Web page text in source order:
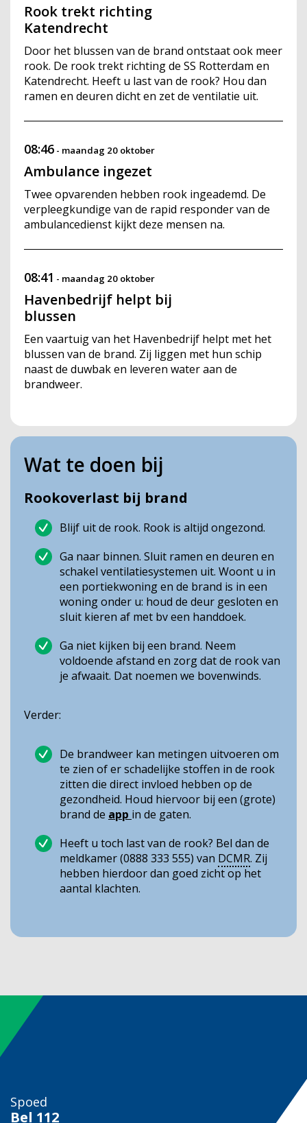
Rook trekt richting
Katendrecht
Door het blussen van de brand ontstaat ook meer
rook. De rook trekt richting de SS Rotterdam en
Katendrecht. Heeft u last van de rook? Hou dan
ramen en deuren dicht en zet de ventilatie uit.
Ambulance ingezet
08:46 - maandag 20 oktober
Twee opvarenden hebben rook ingeademd. De
verpleegkundige van de rapid responder van de
ambulancedienst kijkt deze mensen na.
Havenbedrijf helpt bij
blussen
08:41 - maandag 20 oktober
Een vaartuig van het Havenbedrijf helpt met het
blussen van de brand. Zij liggen met hun schip
naast de duwbak en leveren water aan de
brandweer.
Wat te doen bij
Rookoverlast bij brand
Blijf uit de rook. Rook is altijd ongezond.
Ga naar binnen. Sluit ramen en deuren en
schakel ventilatiesystemen uit. Woont u in
een portiekwoning en de brand is in een
woning onder u: houd de deur gesloten en
sluit kieren af met bv een handdoek.
Ga niet kijken bij een brand. Neem
voldoende afstand en zorg dat de rook van
je afwaait. Dat noemen we bovenwinds.
Verder:
De brandweer kan metingen uitvoeren om
te zien of er schadelijke stoffen in de rook
zitten die direct invloed hebben op de
gezondheid. Houd hiervoor bij een (grote)
brand de app in de gaten.
Heeft u toch last van de rook? Bel dan de
meldkamer (0888 333 555) van DCMR. Zij
hebben hierdoor dan goed zicht op het
aantal klachten.
Spoed
Bel 112